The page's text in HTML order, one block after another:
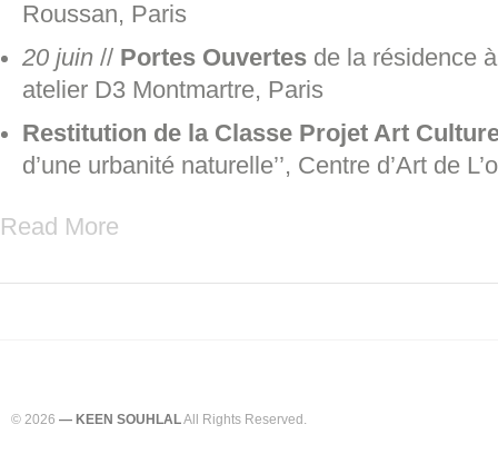
Roussan, Paris
20 juin // Portes Ouvertes de la résidence à
atelier D3 Montmartre, Paris
Restitution de la Classe Projet Art
d’une urbanité naturelle’’, Centre d’Art de
Read More
© 2026 — KEEN SOUHLALAll Rights Reserved.